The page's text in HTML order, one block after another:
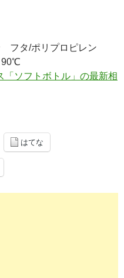
フタ/ポリプロピレン
90℃
「ソフトボトル」の最新相
はてな